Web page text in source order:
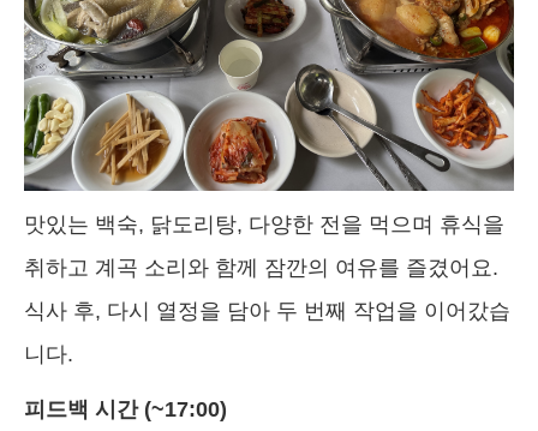
맛있는 백숙, 닭도리탕, 다양한 전을 먹으며 휴식을
취하고 계곡 소리와 함께 잠깐의 여유를 즐겼어요.
식사 후, 다시 열정을 담아 두 번째 작업을 이어갔습
니다.
피드백 시간 (~17:00)